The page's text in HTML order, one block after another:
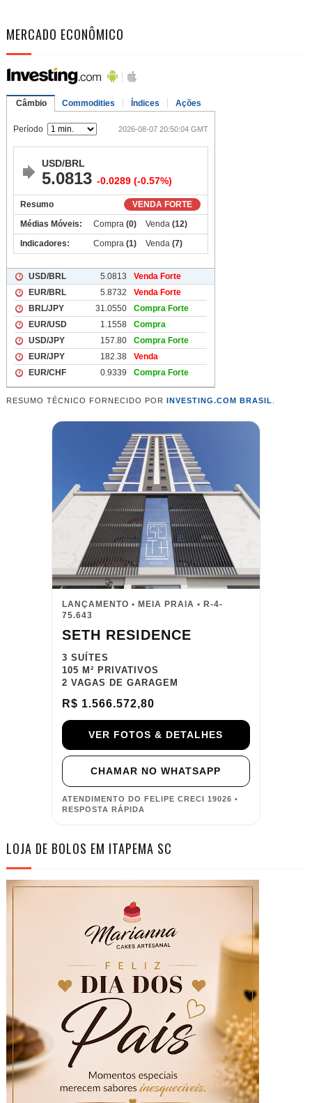
MERCADO ECONÔMICO
RESUMO TÉCNICO FORNECIDO POR INVESTING.COM BRASIL
LANÇAMENTO • MEIA PRAIA • R-4-
75.643
SETH RESIDENCE
3 SUÍTES
105 M² PRIVATIVOS
2 VAGAS DE GARAGEM
R$ 1.566.572,80
VER FOTOS & DETALHES
CHAMAR NO WHATSAPP
ATENDIMENTO DO FELIPE CRECI 19026 •
RESPOSTA RÁPIDA
LOJA DE BOLOS EM ITAPEMA SC